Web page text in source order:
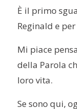
È il primo
Reginald e
Mi piace
della Parola
loro vita.
Se sono qui,